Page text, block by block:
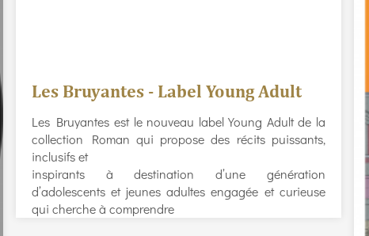
Les Bruyantes - Label Young Adult
Les Bruyantes est le nouveau label Young Adult de la
collection Roman qui propose des récits puissants,
inclusifs et
inspirants à destination d’une génération
d’adolescents et jeunes adultes engagée et curieuse
qui cherche à comprendre